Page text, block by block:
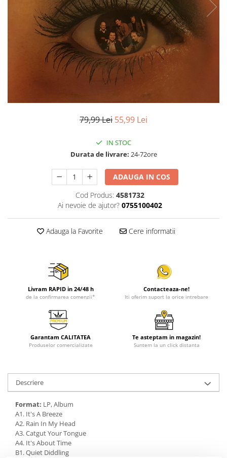
Viniluri Românești
Colecția Electrecord
79,99 Lei 55,99 Lei
IN STOC
Durata de livrare: 24-72ore
ADAUGA IN COS
Cod Produs: 4581732
Ai nevoie de ajutor? 0755100402
Adauga la Favorite Cere informatii
Livram RAPID in 24/48 h
de la confirmarea comenzii*
Contacteaza-ne!
Iti oferim suport la orice intrebare
Garantam CALITATEA
Produselor comercializate
Te asteptam in magazin!
Suntem la un click distanta
Descriere
Format: LP, Album
A1. It's A Breeze
A2. Rain In My Head
A3. Catgut Your Tongue
A4. It's About Time
B1. Quiet Diddling